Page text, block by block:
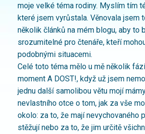
moje velké téma rodiny. Myslím tím
které jsem vyrůstala. Věnovala jsem
několik článků na mém blogu, aby to
srozumitelné pro čtenáře, kteří
podobnými situacemi.
Celé toto téma mělo u mě několik
moment A DOST!, když už jsem
jednu další samolibou větu mojí
nevlastního otce o tom, jak za vše
okolo: za to, že mají nevychovaného
stěžují nebo za to, že jim určitě